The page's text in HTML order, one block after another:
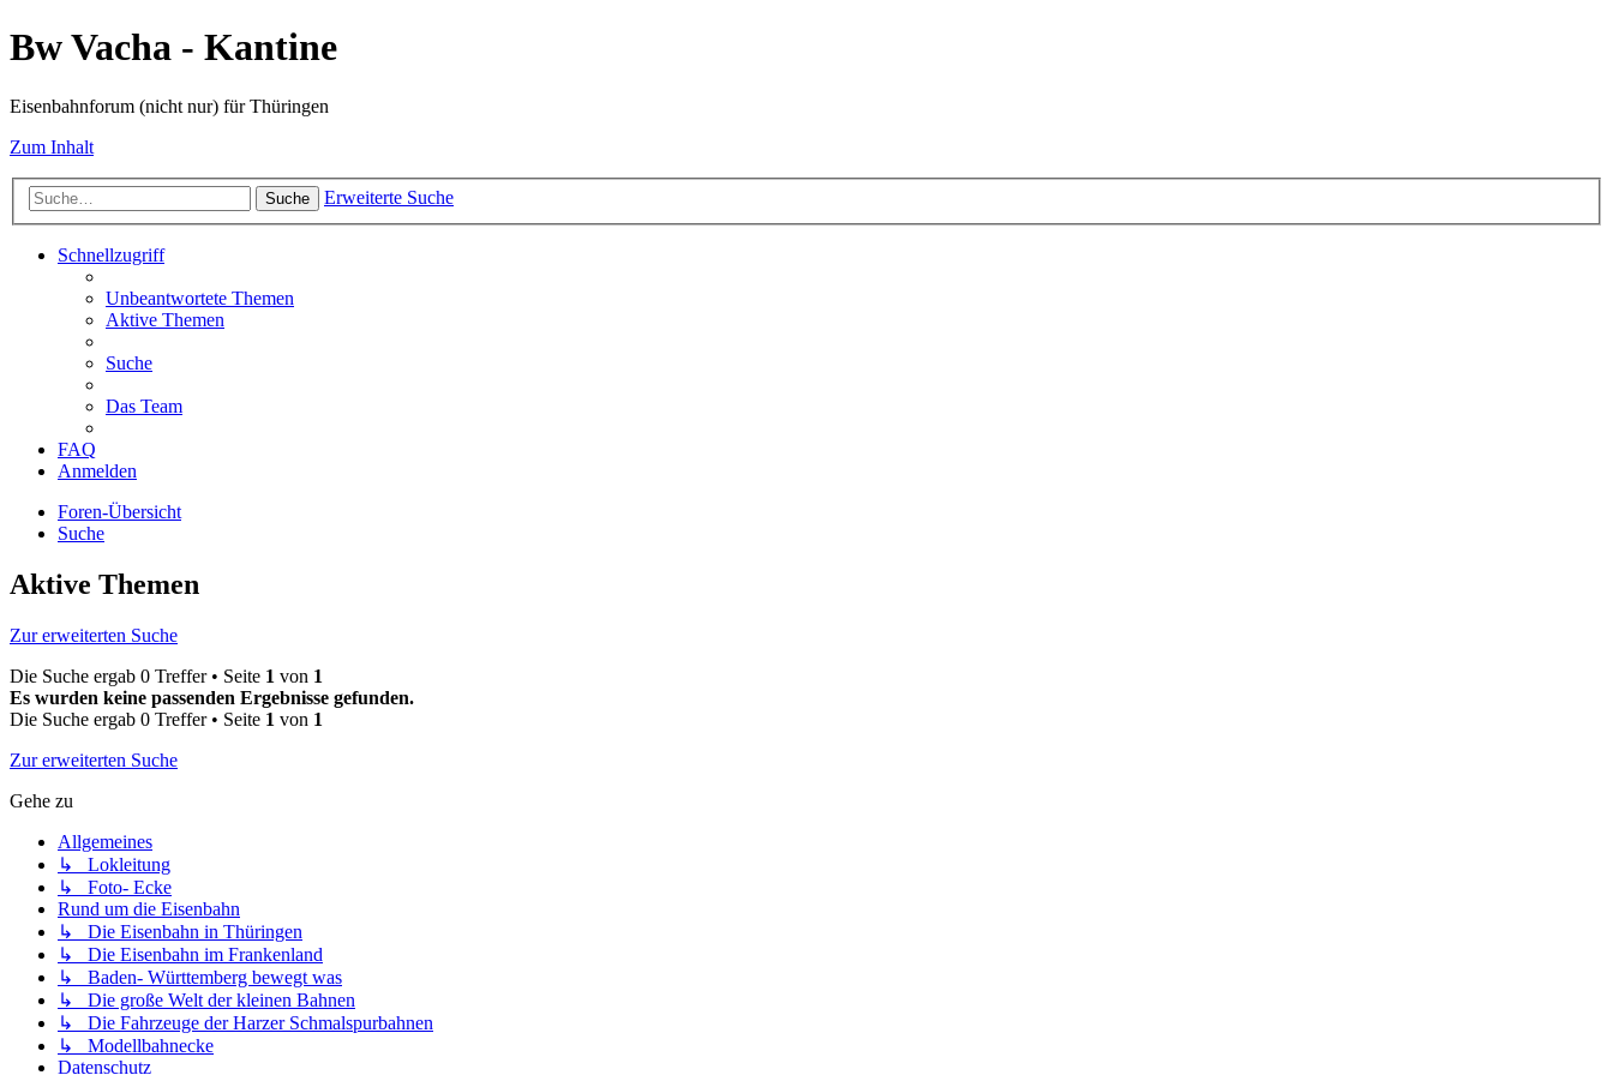
Bw Vacha - Kantine
Eisenbahnforum (nicht nur) für Thüringen
Zum Inhalt
Suche Erweiterte Suche
Schnellzugriff
Unbeantwortete Themen
Aktive Themen
Suche
Das Team
FAQ
Anmelden
Foren-Übersicht
Suche
Aktive Themen
Zur erweiterten Suche
Die Suche ergab 0 Treffer • Seite 1 von 1
Es wurden keine passenden Ergebnisse gefunden.
Die Suche ergab 0 Treffer • Seite 1 von 1
Zur erweiterten Suche
Gehe zu
Allgemeines
↳ Lokleitung
↳ Foto- Ecke
Rund um die Eisenbahn
↳ Die Eisenbahn in Thüringen
↳ Die Eisenbahn im Frankenland
↳ Baden- Württemberg bewegt was
↳ Die große Welt der kleinen Bahnen
↳ Die Fahrzeuge der Harzer Schmalspurbahnen
↳ Modellbahnecke
Datenschutz